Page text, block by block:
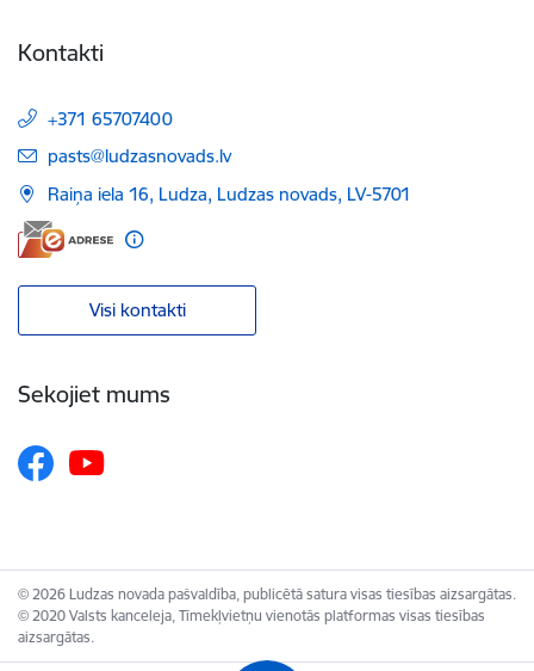
Kontakti
+371 65707400
E-pasts:
pasts@ludzasnovads.lv
Raiņa iela 16, Ludza, Ludzas novads, LV-5701
Visi kontakti
Sekojiet mums
© 2026 Ludzas novada pašvaldība, publicētā satura visas tiesības aizsargātas.
© 2020 Valsts kanceleja, Tīmekļvietņu vienotās platformas visas tiesības
aizsargātas.